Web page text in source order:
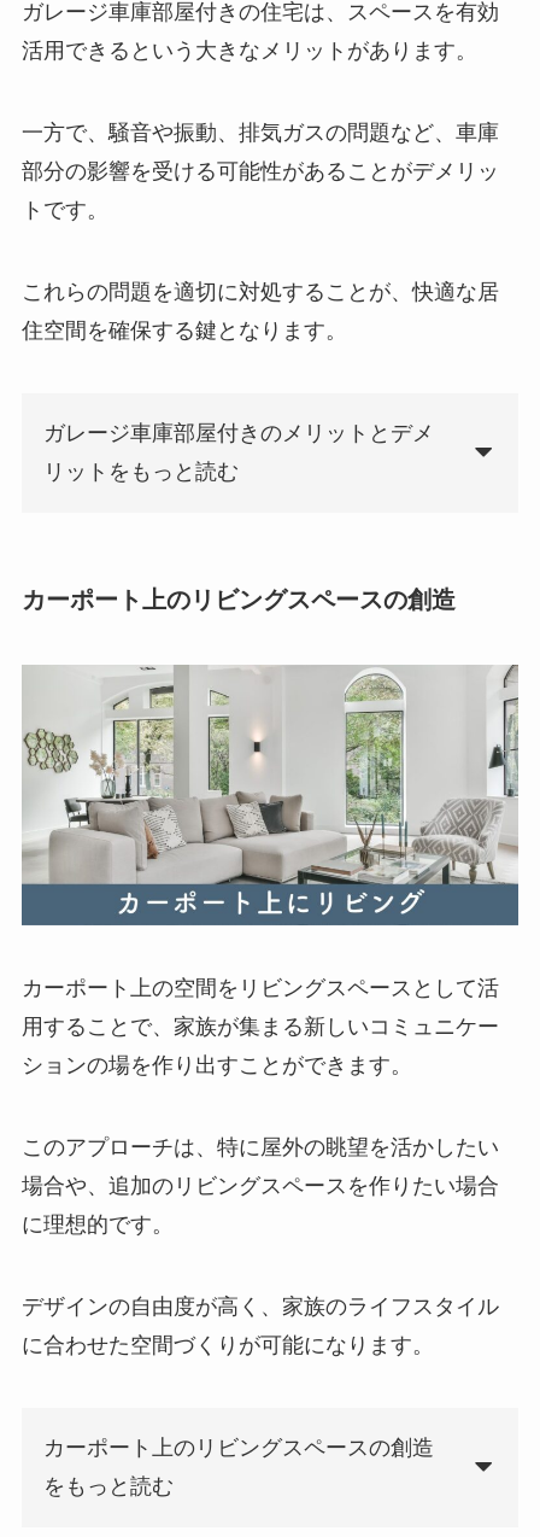
ガレージ車庫部屋付きの住宅は、スペースを有効
活用できるという大きなメリットがあります。
一方で、騒音や振動、排気ガスの問題など、車庫
部分の影響を受ける可能性があることがデメリッ
トです。
これらの問題を適切に対処することが、快適な居
住空間を確保する鍵となります。
ガレージ車庫部屋付きのメリットとデメ
リットをもっと読む
カーポート上のリビングスペースの創造
カーポート上の空間をリビングスペースとして活
用することで、家族が集まる新しいコミュニケー
ションの場を作り出すことができます。
このアプローチは、特に屋外の眺望を活かしたい
場合や、追加のリビングスペースを作りたい場合
に理想的です。
デザインの自由度が高く、家族のライフスタイル
に合わせた空間づくりが可能になります。
カーポート上のリビングスペースの創造
をもっと読む